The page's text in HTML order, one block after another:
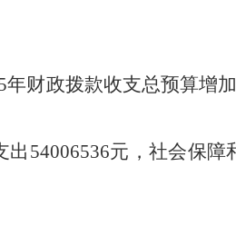
年财政拨款收支总预算增加
出 54006536元，社会保障